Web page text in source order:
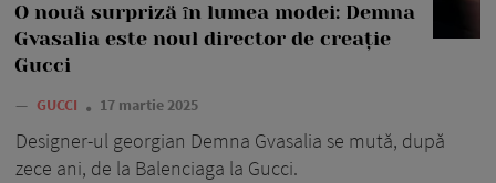
O nouă surpriză ȋn lumea modei: Demna
Gvasalia este noul director de creație
Gucci
— GUCCI 17 martie 2025
Designer-ul georgian Demna Gvasalia se mută, după
zece ani, de la Balenciaga la Gucci.